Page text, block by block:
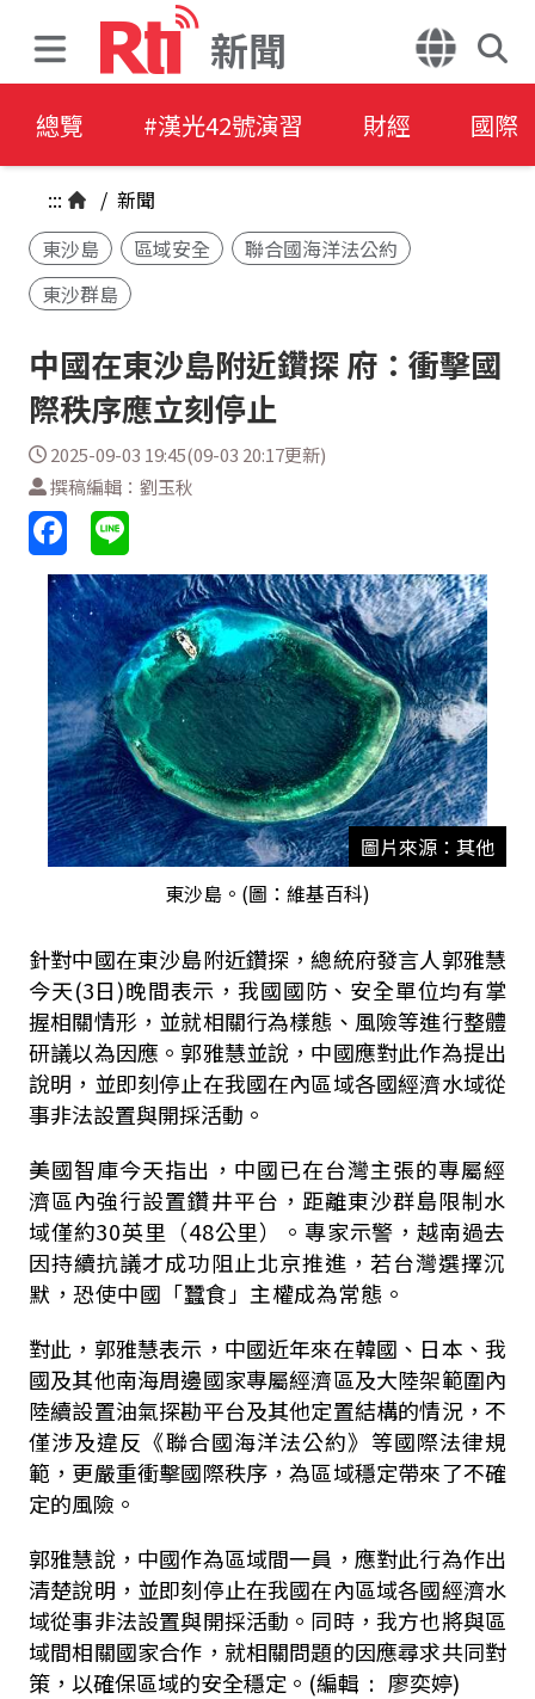
新聞
總覽 #漢光42號演習 財經 國際
::: / 新聞
東沙島
區域安全
聯合國海洋法公約
東沙群島
中國在東沙島附近鑽探 府：衝擊國
際秩序應立刻停止
2025-09-03 19:45(09-03 20:17更新)
撰稿編輯：劉玉秋
圖片來源：其他
東沙島。(圖：維基百科)
針對中國在東沙島附近鑽探，總統府發言人郭雅慧
今天(3日)晚間表示，我國國防、安全單位均有掌
握相關情形，並就相關行為樣態、風險等進行整體
研議以為因應。郭雅慧並說，中國應對此作為提出
說明，並即刻停止在我國在內區域各國經濟水域從
事非法設置與開採活動。
美國智庫今天指出，中國已在台灣主張的專屬經
濟區內強行設置鑽井平台，距離東沙群島限制水
域僅約30英里（48公里）。專家示警，越南過去
因持續抗議才成功阻止北京推進，若台灣選擇沉
默，恐使中國「蠶食」主權成為常態。
對此，郭雅慧表示，中國近年來在韓國、日本、我
國及其他南海周邊國家專屬經濟區及大陸架範圍內
陸續設置油氣探勘平台及其他定置結構的情況，不
僅涉及違反《聯合國海洋法公約》等國際法律規
範，更嚴重衝擊國際秩序，為區域穩定帶來了不確
定的風險。
郭雅慧說，中國作為區域間一員，應對此行為作出
清楚說明，並即刻停止在我國在內區域各國經濟水
域從事非法設置與開採活動。同時，我方也將與區
域間相關國家合作，就相關問題的因應尋求共同對
策，以確保區域的安全穩定。(編輯 : 廖奕婷)